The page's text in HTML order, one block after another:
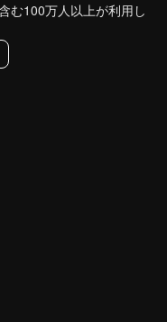
む100万人以上が利用し